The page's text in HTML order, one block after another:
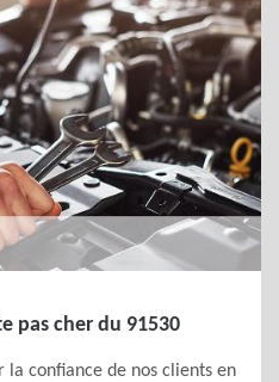
pas cher du 91530
confiance de nos clients en